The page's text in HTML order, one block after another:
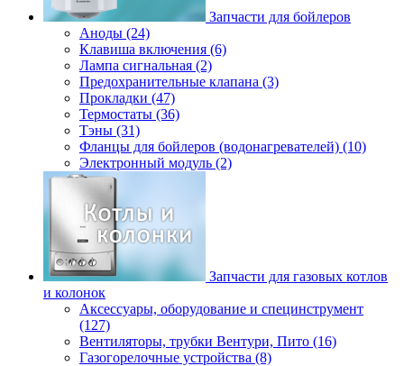
Запчасти для бойлеров
Аноды (24)
Клавиша включения (6)
Лампа сигнальная (2)
Предохранительные клапана (3)
Прокладки (47)
Термостаты (36)
Тэны (31)
Фланцы для бойлеров (водонагревателей) (10)
Электронный модуль (2)
Запчасти для газовых котлов
и колонок
Аксессуары, оборудование и специнструмент
(127)
Вентиляторы, трубки Вентури, Пито (16)
Газогорелочные устройства (8)